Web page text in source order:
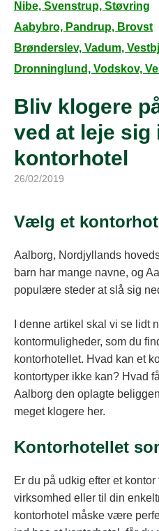
Nibe, Svenstrup, Støvring
Aabybro, Pandrup, Brovst
Brønderslev, Vadum,
Dronninglund, Vodskov,
Bliv klogere
ved at leje sig
kontorhotel
26/02/2019
Vælg et
Aalborg, Nordjyllands
barn har mange navne, og
populære steder at slå sig
I denne artikel skal vi se lidt
kontormuligheder, som du
kontorhotellet. Hvad kan et
kontortyper ikke kan? Hvad
Aalborg den oplagte
meget klogere her.
Kontorhotellet
Er du på udkig efter et
virksomhed eller til din
kontorhotel måske være